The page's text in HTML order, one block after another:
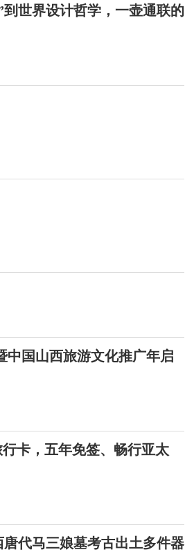
世界设计哲学，一壶通联的
中国山西旅游文化推广年启
卡，五年免签、畅行亚太
代马三娘墓考古出土多件器